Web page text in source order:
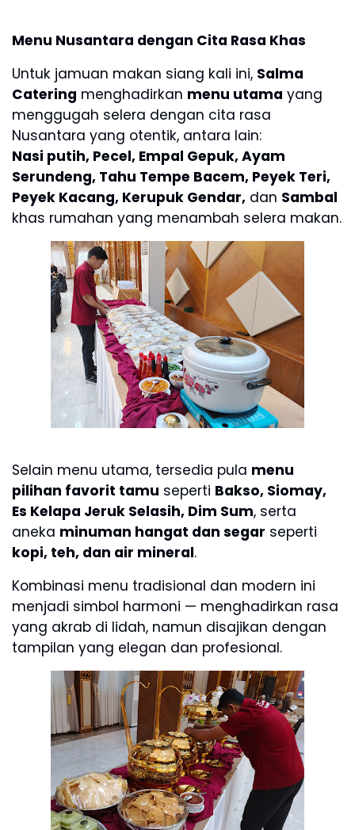
Menu Nusantara dengan Cita Rasa Khas
Untuk jamuan makan siang kali ini, Salma
Catering menghadirkan menu utama yang
menggugah selera dengan cita rasa
Nusantara yang otentik, antara lain:
Nasi putih, Pecel, Empal Gepuk, Ayam
Serundeng, Tahu Tempe Bacem, Peyek Teri,
Peyek Kacang, Kerupuk Gendar, dan Sambal
khas rumahan yang menambah selera makan.
Selain menu utama, tersedia pula menu
pilihan favorit tamu seperti Bakso, Siomay,
Es Kelapa Jeruk Selasih, Dim Sum, serta
aneka minuman hangat dan segar seperti
kopi, teh, dan air mineral.
Kombinasi menu tradisional dan modern ini
menjadi simbol harmoni — menghadirkan rasa
yang akrab di lidah, namun disajikan dengan
tampilan yang elegan dan profesional.